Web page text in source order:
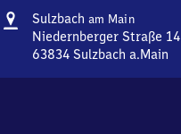
Adresse
Sulzbach am MainSulzbach
am Main
Niedernberger Straße 14
63834 Sulzbach a.Main